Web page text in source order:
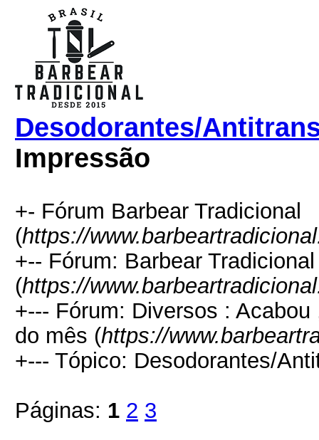
Desodorantes/
Impressão
+- Fórum Barbear Tradicional
(https://
+-- Fórum: Barbear Tradicional
(https://
+--- Fórum: Diversos :
do mês (https://
+--- Tópico: Desodorantes/
Páginas: 1 2 3